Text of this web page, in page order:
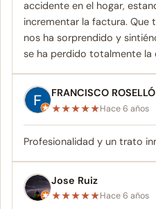
accidente en el hogar,
incrementar la factura. Que
nos ha sorprendido y
se ha perdido totalmente la
FRANCISCO ROSELLÓ
★★★★★Hace 6 años
Profesionalidad y un trato
Jose Ruiz
★★★★★Hace 6 años